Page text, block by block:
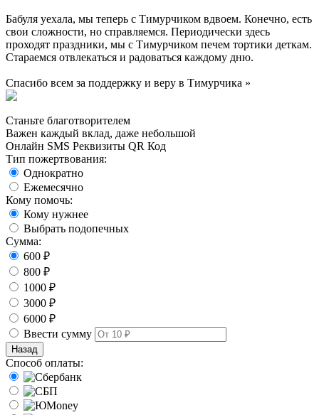
Бабуля уехала, мы теперь с Тимурчиком вдвоем. Конечно, есть
свои сложности, но справляемся. Периодически здесь
проходят праздники, мы с Тимурчиком печем тортики деткам.
Стараемся отвлекаться и радоваться каждому дню.
Спасибо всем за поддержку и веру в Тимурчика »
Станьте благотворителем
Важен каждый вклад, даже небольшой
Онлайн SMS Реквизиты QR Код
Тип пожертвования:
Однократно
Ежемесячно
Кому помочь:
Кому нужнее
Выбрать подопечных
Сумма:
600 ₽
800 ₽
1000 ₽
3000 ₽
6000 ₽
Ввести сумму
Назад
Способ оплаты: